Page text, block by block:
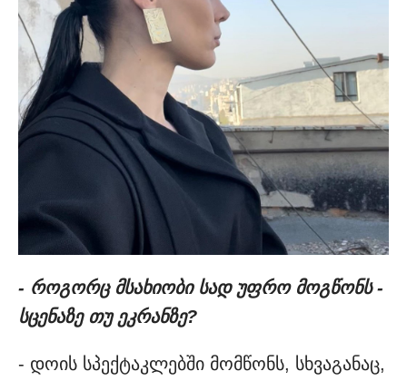
- როგორც მსახიობი სად უფრო მოგწონს -
სცენაზე თუ ეკრანზე?
- დოის სპექტაკლებში მომწონს, სხვაგანაც,